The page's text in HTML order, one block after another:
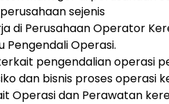
sejenis
di Perusahaan Operator
Pengendali Operasi.
pengendalian operasi
dan bisnis proses operasi
Operasi dan Perawatan